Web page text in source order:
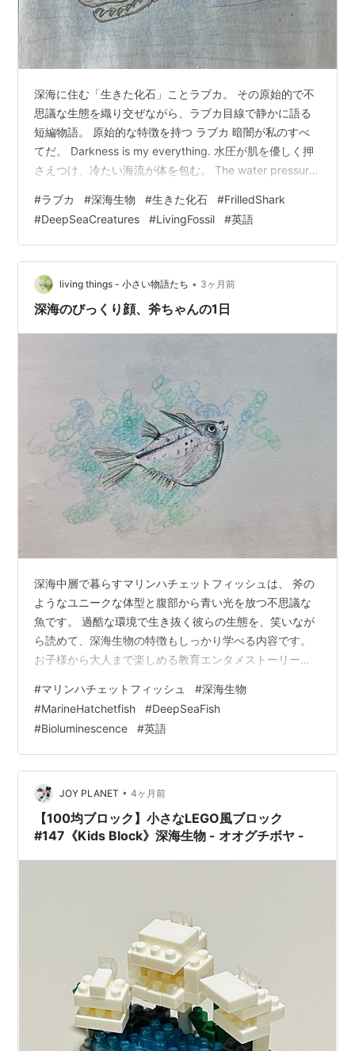
深海に住む「生きた化石」ことラブカ。 その原始的で不
思議な生態を織り交ぜながら、ラブカ目線で静かに語る
短編物語。 原始的な特徴を持つ ラブカ 暗闇が私のすべ
てだ。 Darkness is my everything. 水圧が肌を優しく押
さえつけ、冷たい海流が体を包む。 The water pressure
current envelops my body. 私はゆっくりと体をくねら
せ、尾鰭をわずかに動かした。 I slowly twist my body
and move my tail fi…
#ラブカ #深海生物 #生きた化石 #FrilledShark
#DeepSeaCreatures #LivingFossil #英語
living things - 小さい物語たち • 3ヶ月前
深海のびっくり顔、斧ちゃんの1日
深海中層で暮らすマリンハチェットフィッシュは、 斧の
ようなユニークな体型と腹部から青い光を放つ不思議な
魚です。 過酷な環境で生き抜く彼らの生態を、笑いなが
ら読めて、深海生物の特徴もしっかり学べる内容です。
お子様から大人まで楽しめる教育エンタメストーリー、
ィッシュ 深海中層、太陽の光がほとんど届かない「薄暗
いサンドイッチゾーン」に、マリンハチェットフィッシ
ュの青年・斧一郎は住んでいた。 In the mesopelagic
zone of the deep sea, where almost no sunlight
reaches — th…
#マリンハチェットフィッシュ #深海生物
#MarineHatchetfish #DeepSeaFish
#Bioluminescence #英語
JOY PLANET • 4ヶ月前
【100均ブロック】小さなLEGO風ブロック
#147《Kids Block》深海生物 - オオグチボヤ -